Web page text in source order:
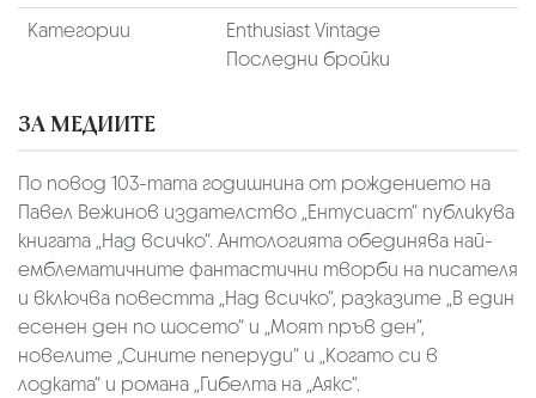
Категории
Enthusiast Vintage
Последни бройки
ЗА МЕДИИТЕ
По повод 103-тата годишнина от рождението на
Павел Вежинов издателство „Ентусиаст“ публикува
книгата „Над всичко“. Антологията обединява най-
емблематичните фантастични творби на писателя
и включва повестта „Над всичко“, разказите „В един
есенен ден по шосето“ и „Моят пръв ден“,
новелите „Сините пеперуди“ и „Когато си в
лодката“ и романа „Гибелта на „Аякс“.